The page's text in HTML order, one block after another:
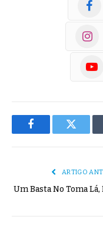
FacebookTwitter
ARTIGO
Um Basta No Toma Lá,